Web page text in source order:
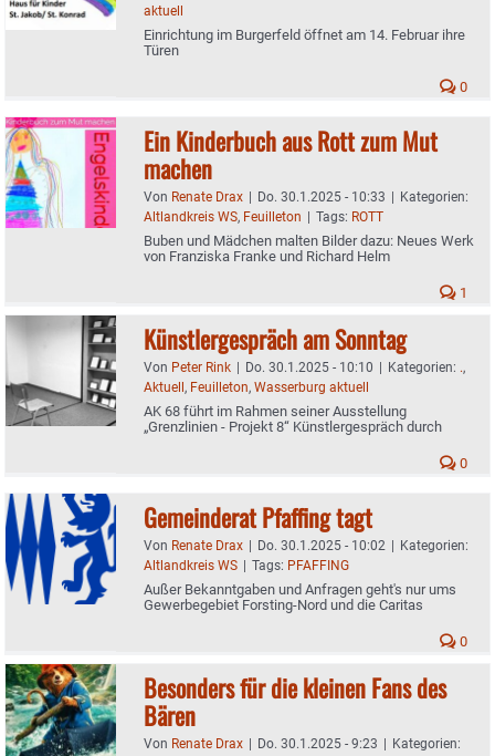
aktuell
Einrichtung im Burgerfeld öffnet am 14. Februar ihre
Türen
0
Ein Kinderbuch aus Rott zum Mut
machen
Von Renate Drax | Do. 30.1.2025 - 10:33 | Kategorien:
Altlandkreis WS, Feuilleton | Tags: ROTT
Buben und Mädchen malten Bilder dazu: Neues Werk
von Franziska Franke und Richard Helm
1
Künstlergespräch am Sonntag
Von Peter Rink | Do. 30.1.2025 - 10:10 | Kategorien: .,
Aktuell, Feuilleton, Wasserburg aktuell
AK 68 führt im Rahmen seiner Ausstellung
„Grenzlinien - Projekt 8“ Künstlergespräch durch
0
Gemeinderat Pfaffing tagt
Von Renate Drax | Do. 30.1.2025 - 10:02 | Kategorien:
Altlandkreis WS | Tags: PFAFFING
Außer Bekanntgaben und Anfragen geht's nur ums
Gewerbegebiet Forsting-Nord und die Caritas
0
Besonders für die kleinen Fans des
Bären
Von Renate Drax | Do. 30.1.2025 - 9:23 | Kategorien: